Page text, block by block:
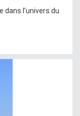
dans l’univers du